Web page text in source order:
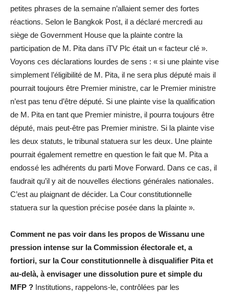
petites phrases de la semaine n’allaient semer des fortes
réactions. Selon le Bangkok Post, il a déclaré mercredi au
siège de Government House que la plainte contre la
participation de M. Pita dans iTV Plc était un « facteur clé ».
Voyons ces déclarations lourdes de sens : « si une plainte vise
simplement l’éligibilité de M. Pita, il ne sera plus député mais il
pourrait toujours être Premier ministre, car le Premier ministre
n’est pas tenu d’être député. Si une plainte vise la qualification
de M. Pita en tant que Premier ministre, il pourra toujours être
député, mais peut-être pas Premier ministre. Si la plainte vise
les deux statuts, le tribunal statuera sur les deux. Une plainte
pourrait également remettre en question le fait que M. Pita a
endossé les adhérents du parti Move Forward. Dans ce cas, il
faudrait qu’il y ait de nouvelles élections générales nationales.
C’est au plaignant de décider. La Cour constitutionnelle
statuera sur la question précise posée dans la plainte ».
Comment ne pas voir dans les propos de Wissanu une
pression intense sur la Commission électorale et, a
fortiori, sur la Cour constitutionnelle à disqualifier Pita et
au-delà, à envisager une dissolution pure et simple du
MFP ? Institutions, rappelons-le, contrôlées par les